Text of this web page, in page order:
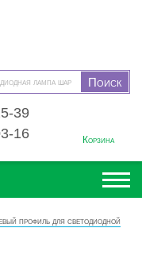
39
16
Корзина
профиль для светодиодной